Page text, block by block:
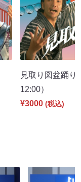
見取り図盆踊
12:00）
¥3000 (税込)